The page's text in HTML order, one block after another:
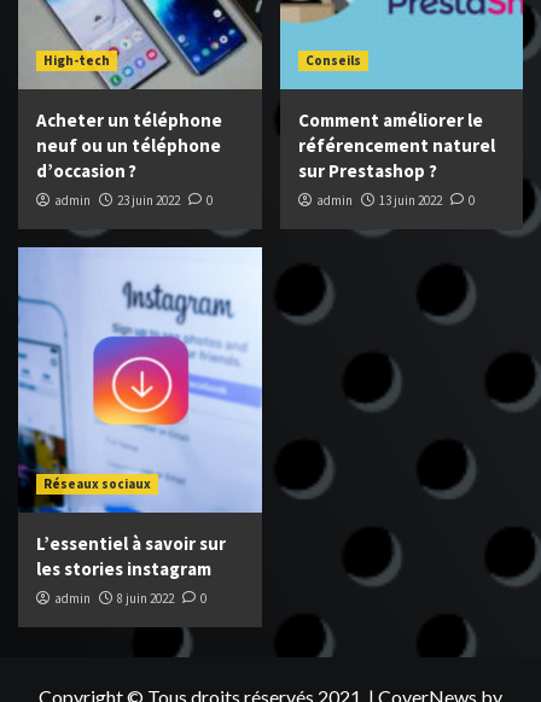
High-tech
Acheter un téléphone
neuf ou un téléphone
d’occasion ?
admin 23 juin 2022 0
Conseils
Comment améliorer le
référencement naturel
sur Prestashop ?
admin 13 juin 2022 0
Réseaux sociaux
L’essentiel à savoir sur
les stories instagram
admin 8 juin 2022 0
Copyright © Tous droits réservés 2021. | CoverNews by